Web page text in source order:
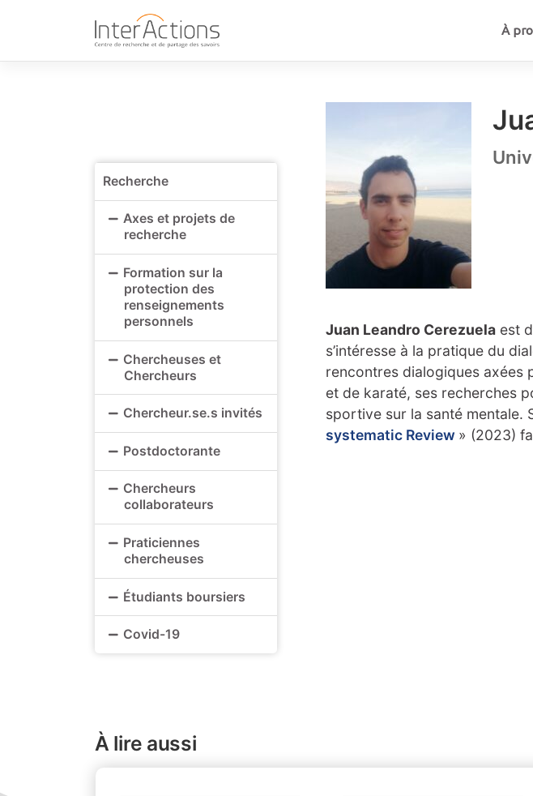
À
Recherche
Axes et projets de
recherche
Formation sur la
protection des
renseignements
personnels
Chercheuses et
Chercheurs
Chercheur.se.s invités
Postdoctorante
Chercheurs
collaborateurs
Praticiennes
chercheuses
Étudiants boursiers
Covid-19
Juan Leandro Cerezuela est
s’intéresse à la pratique du
rencontres dialogiques axées
et de karaté, ses recherches
sportive sur la santé mentale.
systematic Review » (2023)
À lire aussi